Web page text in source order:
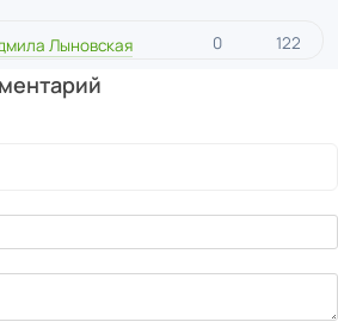
Лыновская 0 122